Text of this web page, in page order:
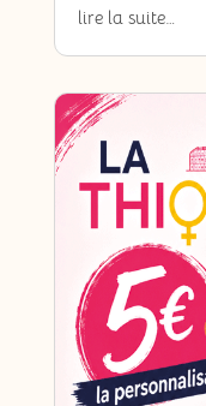
lire la suite…